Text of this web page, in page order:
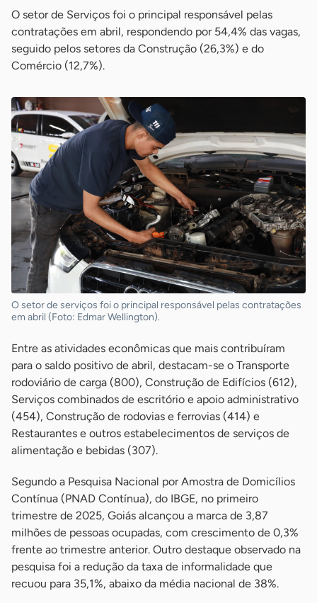
O setor de Serviços foi o principal responsável pelas
contratações em abril, respondendo por 54,4% das vagas,
seguido pelos setores da Construção (26,3%) e do
Comércio (12,7%).
O setor de serviços foi o principal responsável pelas contratações
em abril (Foto: Edmar Wellington).
Entre as atividades econômicas que mais contribuíram
para o saldo positivo de abril, destacam-se o Transporte
rodoviário de carga (800), Construção de Edifícios (612),
Serviços combinados de escritório e apoio administrativo
(454), Construção de rodovias e ferrovias (414) e
Restaurantes e outros estabelecimentos de serviços de
alimentação e bebidas (307).
Segundo a Pesquisa Nacional por Amostra de Domicílios
Contínua (PNAD Contínua), do IBGE, no primeiro
trimestre de 2025, Goiás alcançou a marca de 3,87
milhões de pessoas ocupadas, com crescimento de 0,3%
frente ao trimestre anterior. Outro destaque observado na
pesquisa foi a redução da taxa de informalidade que
recuou para 35,1%, abaixo da média nacional de 38%.